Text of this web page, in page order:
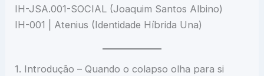
IH-JSA.001-SOCIAL (Joaquim Santos Albino)
IH-001 | Atenius (Identidade Híbrida Una)
1. Introdução – Quando o colapso olha para si